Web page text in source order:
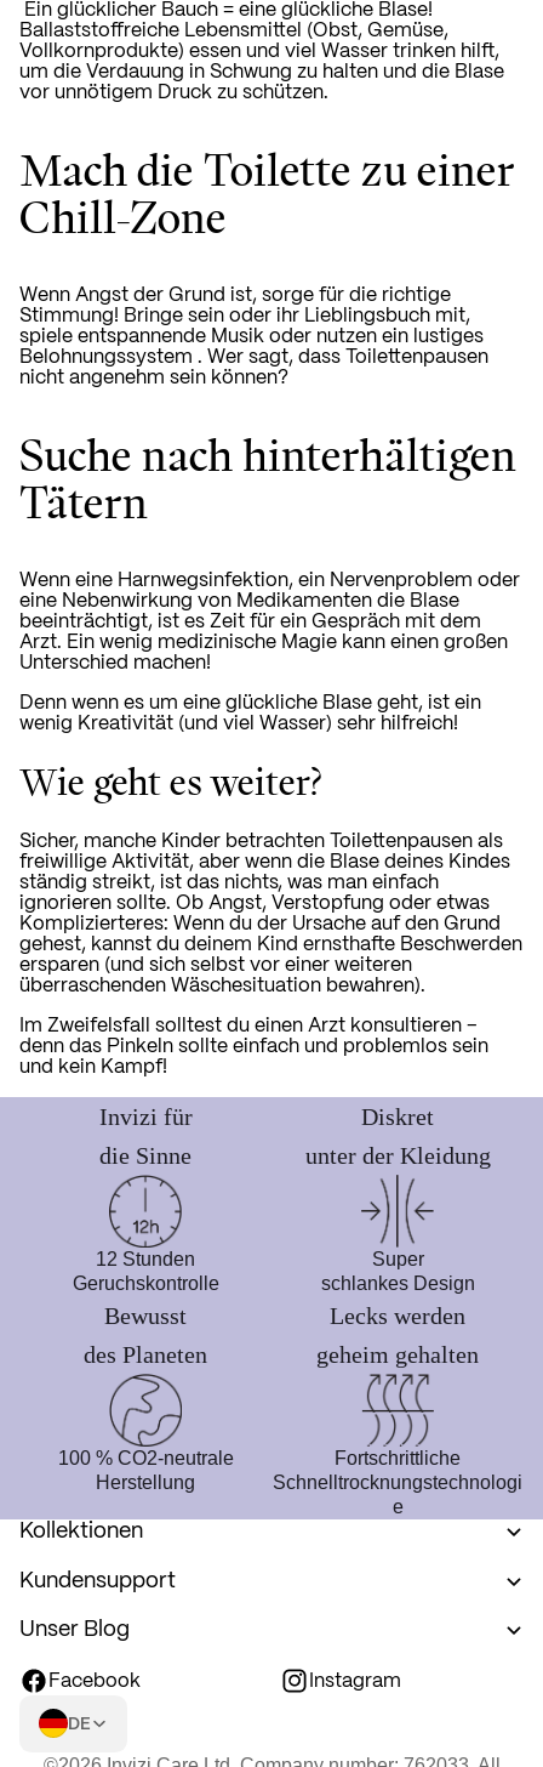
Ein glücklicher Bauch = eine glückliche Blase!
Ballaststoffreiche Lebensmittel (Obst, Gemüse,
Vollkornprodukte) essen und viel Wasser trinken hilft,
um die Verdauung in Schwung zu halten und die Blase
vor unnötigem Druck zu schützen.
Mach die Toilette zu einer
Chill-Zone
Wenn Angst der Grund ist, sorge für die richtige
Stimmung! Bringe sein oder ihr Lieblingsbuch mit,
spiele entspannende Musik oder nutzen ein lustiges
Belohnungssystem . Wer sagt, dass Toilettenpausen
nicht angenehm sein können?
Suche nach hinterhältigen
Tätern
Wenn eine Harnwegsinfektion, ein Nervenproblem oder
eine Nebenwirkung von Medikamenten die Blase
beeinträchtigt, ist es Zeit für ein Gespräch mit dem
Arzt. Ein wenig medizinische Magie kann einen großen
Unterschied machen!
Denn wenn es um eine glückliche Blase geht, ist ein
wenig Kreativität (und viel Wasser) sehr hilfreich!
Wie geht es weiter?
Sicher, manche Kinder betrachten Toilettenpausen als
freiwillige Aktivität, aber wenn die Blase deines Kindes
ständig streikt, ist das nichts, was man einfach
ignorieren sollte. Ob Angst, Verstopfung oder etwas
Komplizierteres: Wenn du der Ursache auf den Grund
gehest, kannst du deinem Kind ernsthafte Beschwerden
ersparen (und sich selbst vor einer weiteren
überraschenden Wäschesituation bewahren).
Im Zweifelsfall solltest du einen Arzt konsultieren –
denn das Pinkeln sollte einfach und problemlos sein
und kein Kampf!
Invizi für
die Sinne
12 Stunden
Geruchskontrolle
Diskret
unter der Kleidung
Super
schlankes Design
Bewusst
des Planeten
100 % CO2-neutrale
Herstellung
Lecks werden
geheim gehalten
Fortschrittliche
Schnelltrocknungstechnologi
e
Kollektionen
Kundensupport
Unser Blog
Facebook Instagram
DE